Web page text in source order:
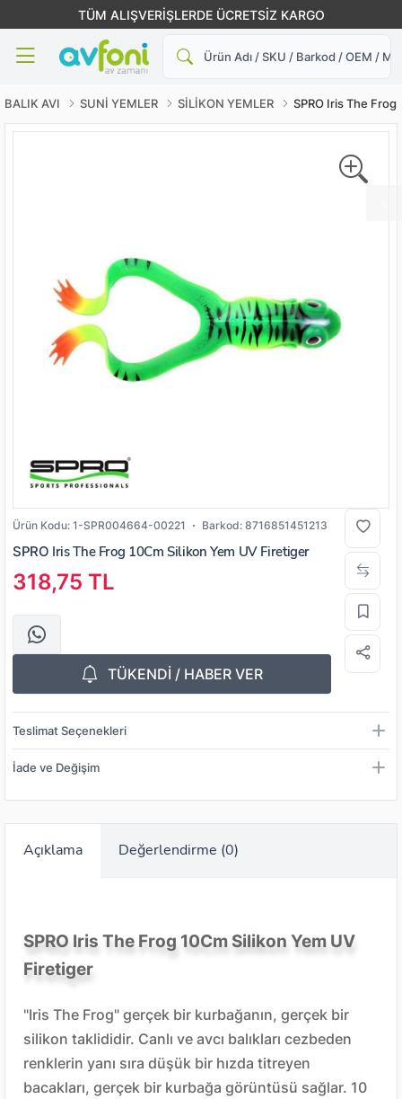
TÜM ALIŞVERİŞLERDE ÜCRETSİZ KARGO
BALIK AVI SUNİ YEMLER SİLİKON YEMLER SPRO Iris The
Ürün Kodu: 1-SPR004664-00221 Barkod: 8716851451213
SPRO Iris The Frog 10Cm Silikon Yem UV Firetiger
318,75 TL
TÜKENDİ / HABER VER
Teslimat Seçenekleri
İade ve Değişim
Açıklama Değerlendirme (0)
SPRO Iris The Frog 10Cm Silikon Yem UV
Firetiger
"Iris The Frog" gerçek bir kurbağanın, gerçek bir
silikon taklididir. Canlı ve avcı balıkları cezbeden
renklerin yanı sıra düşük bir hızda titreyen
bacakları, gerçek bir kurbağa görüntüsü sağlar. 10